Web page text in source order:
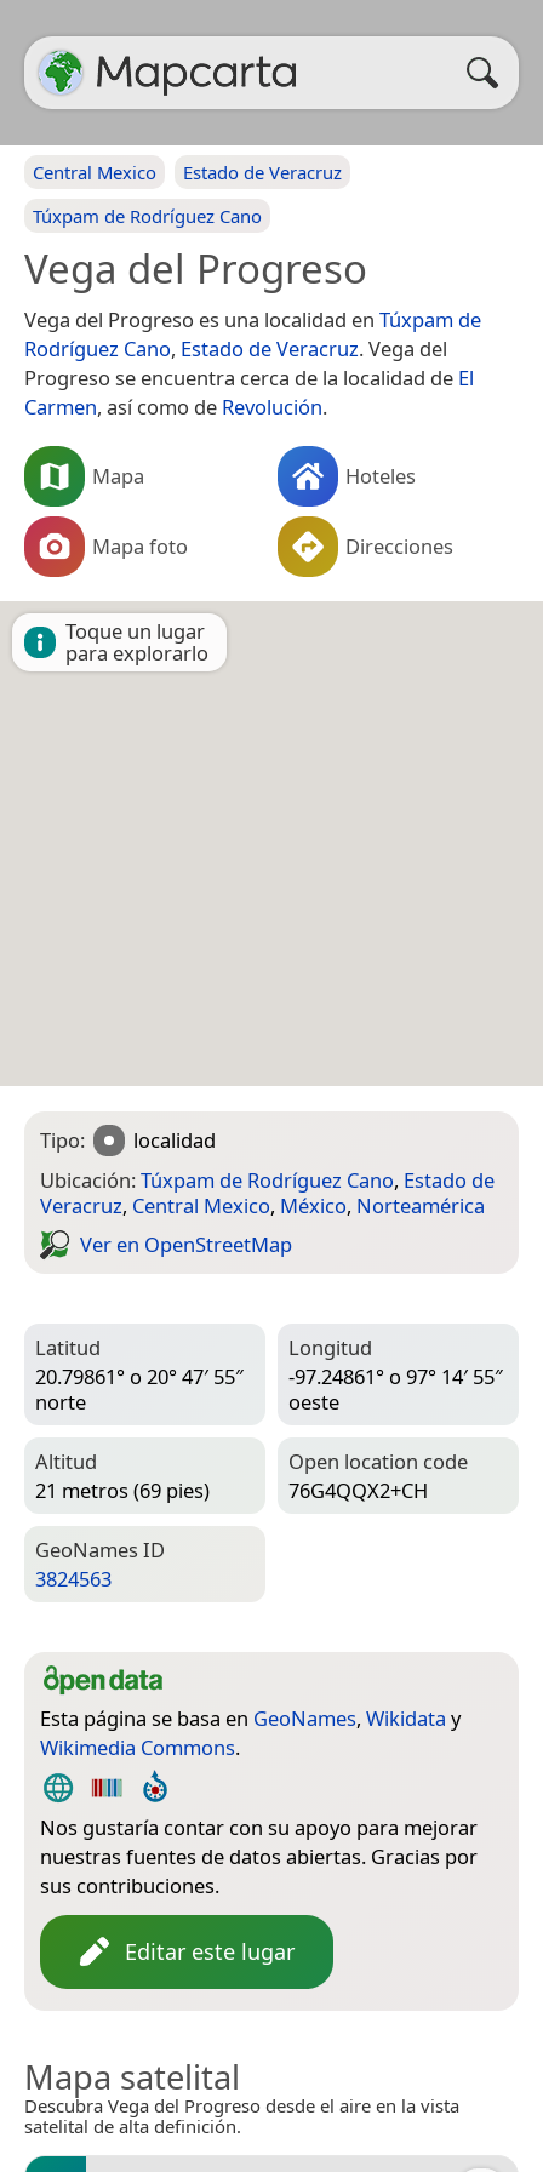
Central Mexico
Estado de Veracruz
Túxpam de Rodríguez Cano
Vega del Progreso
Vega del Progreso es una localidad en Túxpam de
Rodríguez Cano, Estado de Veracruz. Vega del
Progreso se encuentra cerca de la localidad de El
Carmen, así como de Revolución.
Mapa Hoteles
Mapa foto Direcciones
Toque un lugar
para explorarlo
Tipo:
localidad
Ubicación:Túxpam de Rodríguez Cano, Estado de
Veracruz, Central Mexico, México, Norteamérica
Ver en Open­Street­Map
Latitud
20.79861° o 20° 47′ 55″
norte
Longitud
-97.24861° o 97° 14′ 55″
oeste
Altitud
21 metros (69 pies)
Open location code
76G4QQX2+CH
Geo­Names ID
3824563
Esta página se basa en GeoNames, Wikidata y
Wikimedia Commons.
Nos gustaría contar con su apoyo para mejorar
nuestras fuentes de datos abiertas. Gracias por
sus contribuciones.
Editar este lugar
Mapa satelital
Descubra Vega del Progreso desde el aire en la vista
satelital de alta definición.